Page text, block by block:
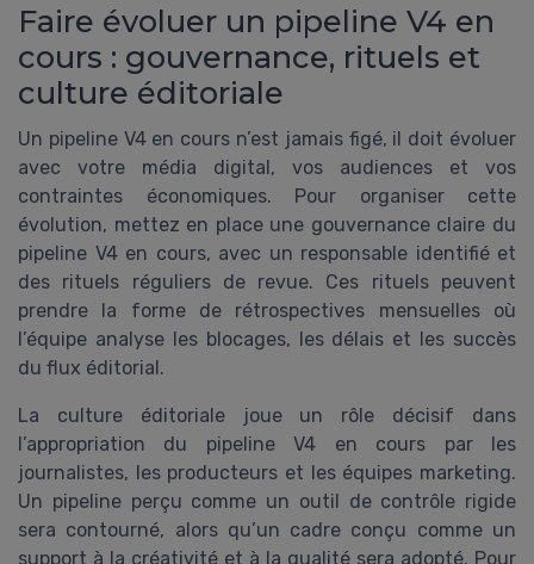
Faire évoluer un pipeline V4 en
cours : gouvernance, rituels et
culture éditoriale
Un pipeline V4 en cours n’est jamais figé, il doit évoluer
avec votre média digital, vos audiences et vos
contraintes économiques. Pour organiser cette
évolution, mettez en place une gouvernance claire du
pipeline V4 en cours, avec un responsable identifié et
des rituels réguliers de revue. Ces rituels peuvent
prendre la forme de rétrospectives mensuelles où
l’équipe analyse les blocages, les délais et les succès
du flux éditorial.
La culture éditoriale joue un rôle décisif dans
l’appropriation du pipeline V4 en cours par les
journalistes, les producteurs et les équipes marketing.
Un pipeline perçu comme un outil de contrôle rigide
sera contourné, alors qu’un cadre conçu comme un
support à la créativité et à la qualité sera adopté. Pour